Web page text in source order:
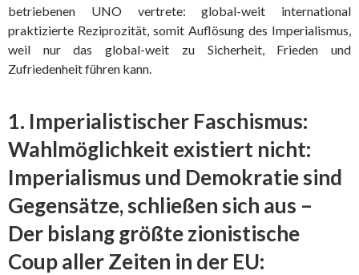
betriebenen UNO vertrete: global-weit international
praktizierte Reziprozität, somit Auflösung des Imperialismus,
weil nur das global-weit zu Sicherheit, Frieden und
Zufriedenheit führen kann.
1. Imperialistischer Faschismus:
Wahlmöglichkeit existiert nicht:
Imperialismus und Demokratie sind
Gegensätze, schließen sich aus –
Der bislang größte zionistische
Coup aller Zeiten in der EU: